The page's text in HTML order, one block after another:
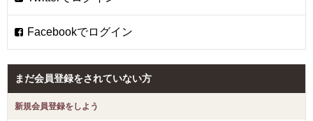
まだ会員登録をされていない方
新規会員登録をしよう